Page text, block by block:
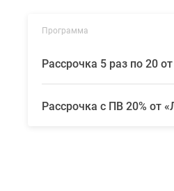
Программа